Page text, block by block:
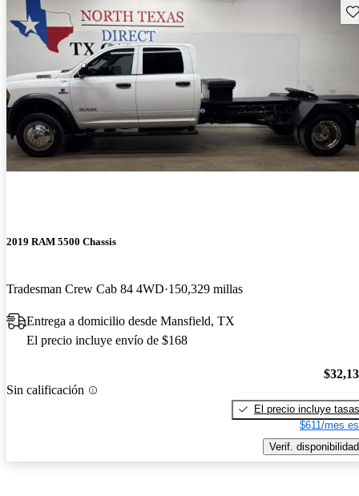
2019 RAM 5500 Chassis
Tradesman Crew Cab 84 4WD 150,329 millas
Entrega a domicilio desde Mansfield, TX
El precio incluye envío de $168
Sin calificación
El precio incluye tasas
$611/mes
Verif. disponibilidad